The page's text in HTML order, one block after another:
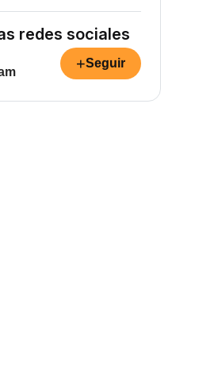
redes sociales
+Seguir